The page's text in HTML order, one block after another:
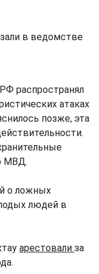
в ведомстве
распространял
атаках
позже, эта
МВД.
о ложных
людей в
арестовали за